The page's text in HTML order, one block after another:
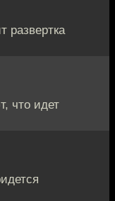
развертка
что идет